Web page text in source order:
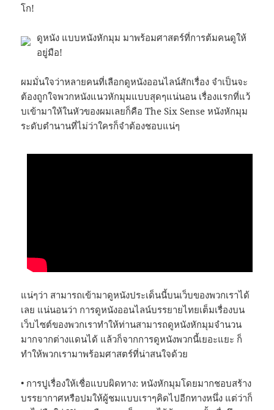
โก!
ดูหนัง แบบหนังหักมุม มาพร้อมศาสตร์ที่การต้มคนดูให้
อยู่มือ!
ผมมั่นใจว่าหลายคนที่เลือกดูหนังออนไลน์สักเรื่อง จำเป็นจะ
ต้องถูกใจพวกหนังแนวหักมุมแบบสุดๆแน่นอน เรื่องแรกที่แว้
บเข้ามาให้ในหัวของผมเลยก็คือ The Six Sense หนังหักมุม
ระดับตำนานที่ไม่ว่าใครก็จำต้องชอบแน่ๆ
แน่ๆว่า สามารถเข้ามาดูหนังประเด็นนี้บนเว็บของพวกเราได้
เลย แน่นอนว่า การดูหนังออนไลน์บรรยายไทยเต็มเรื่องบน
เว็บไซต์ของพวกเราทำให้ท่านสามารถดูหนังหักมุมจำนวน
มากจากต่างแดนได้ แล้วก็จากการดูหนังพวกนี้เยอะแยะ ก็
ทำให้พวกเรามาพร้อมศาสตร์ที่น่าสนใจด้วย
• การปูเรื่องให้เชื่อแบบผิดทาง: หนังหักมุมโดยมากชอบสร้าง
บรรยากาศหรือปมให้ผู้ชมแบบเราๆคิดไปอีกทางหนึ่ง แต่ว่าก็